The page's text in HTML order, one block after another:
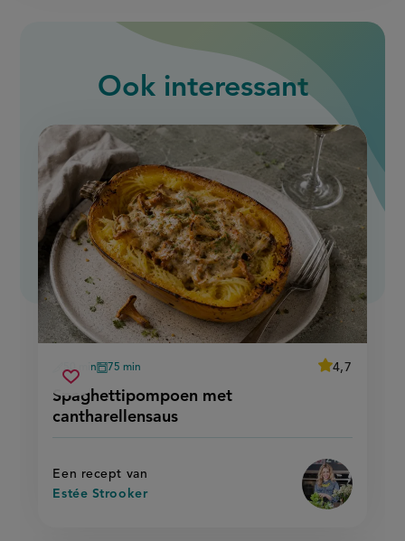
Ook interessant
Spaghettipompoen met
cantharellensaus
voorbereidingstijd
50 min
oventijd
75 min
average
4,7
Beoordeel
Een recept van
Estée Strooker
Sla
recept
op
spaghettipompoen
met
cantharellensaus